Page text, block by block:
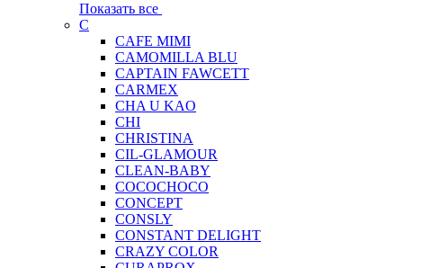
Показать все
C
CAFE MIMI
CAMOMILLA BLU
CAPTAIN FAWCETT
CARMEX
CHA U KAO
CHI
CHRISTINA
CIL-GLAMOUR
CLEAN-BABY
COCOCHOCO
CONCEPT
CONSLY
CONSTANT DELIGHT
CRAZY COLOR